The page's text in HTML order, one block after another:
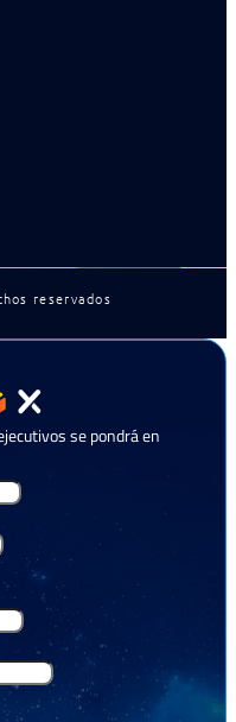
reservados
se pondrá en